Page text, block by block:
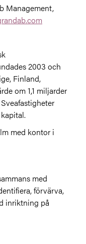
Management,
2003 och
Finland,
om 1,1 miljarder
med kontor i
med
förvärva,
inriktning på